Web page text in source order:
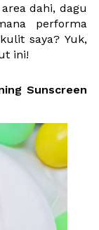
dahi, dagu
performa
saya? Yuk,
ini!
Sunscreen